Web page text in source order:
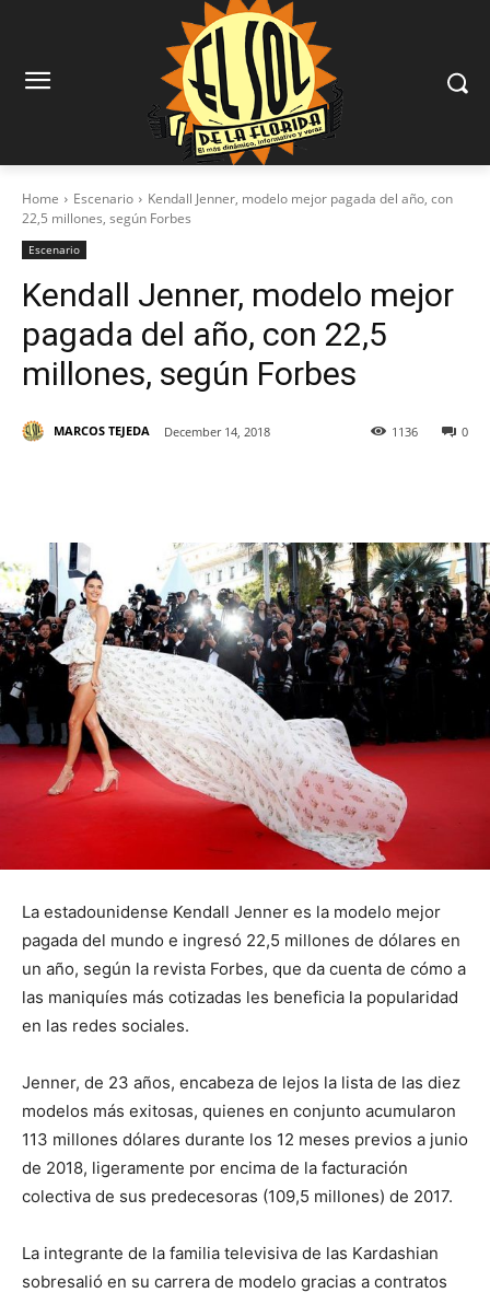
Home Escenario
Kendall Jenner, modelo mejor pagada del año, con
22,5 millones, según Forbes
Escenario
Kendall Jenner, modelo mejor
pagada del año, con 22,5
millones, según Forbes
MARCOS TEJEDA December 14, 2018 0
1136
La estadounidense Kendall Jenner es la modelo mejor
pagada del mundo e ingresó 22,5 millones de dólares en
un año, según la revista Forbes, que da cuenta de cómo a
las maniquíes más cotizadas les beneficia la popularidad
en las redes sociales.
Jenner, de 23 años, encabeza de lejos la lista de las diez
modelos más exitosas, quienes en conjunto acumularon
113 millones dólares durante los 12 meses previos a junio
de 2018, ligeramente por encima de la facturación
colectiva de sus predecesoras (109,5 millones) de 2017.
La integrante de la familia televisiva de las Kardashian
sobresalió en su carrera de modelo gracias a contratos